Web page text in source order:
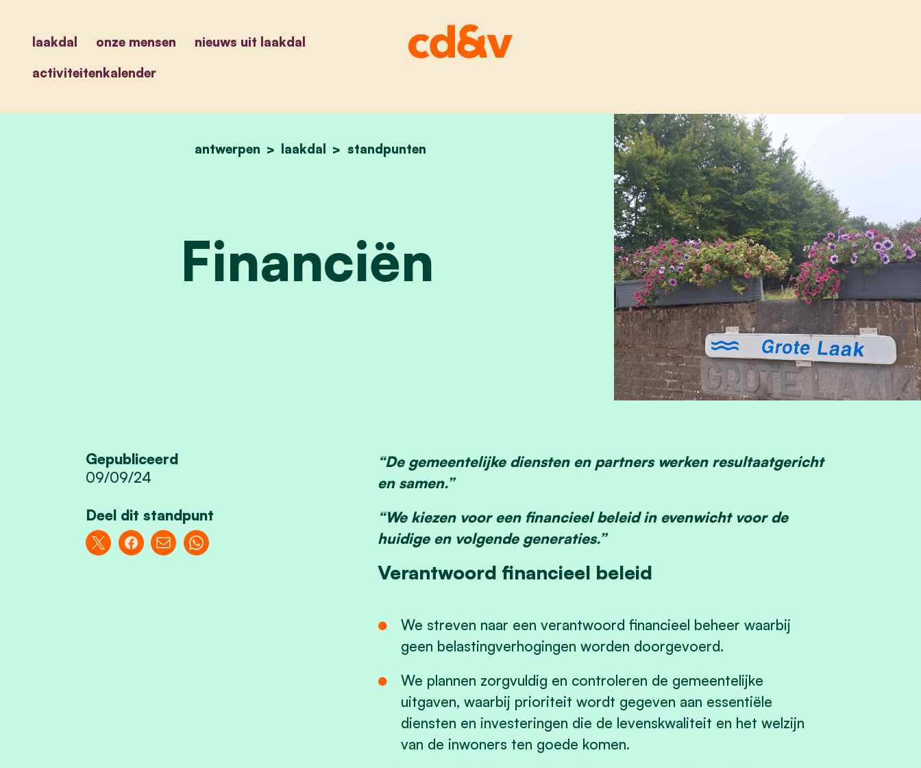
laakdal onze mensen
nieuws uit laakdal
activiteitenkalender
home
antwerpen laakdal standpunten
financiën
Financiën
Gepubliceerd
09/09/24
Deel dit standpunt
“De gemeentelijke diensten en partners werken resultaatgericht
en samen.”
“We kiezen voor een financieel beleid in evenwicht voor de
huidige en volgende generaties.”
Verantwoord financieel beleid
We streven naar een verantwoord financieel beheer waarbij
geen belastingverhogingen worden doorgevoerd.
We plannen zorgvuldig en controleren de gemeentelijke
uitgaven, waarbij prioriteit wordt gegeven aan essentiële
diensten en investeringen die de levenskwaliteit en het welzijn
van de inwoners ten goede komen.